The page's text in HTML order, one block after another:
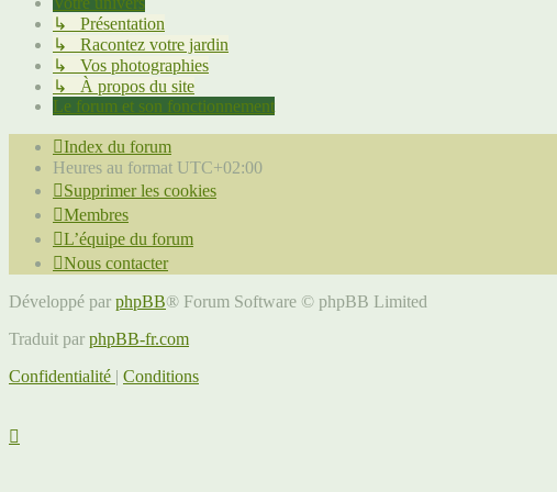
↳ Présentation
↳ Racontez votre jardin
↳ Vos photographies
↳ À propos du site
Le forum et son fonctionnement
Index du forum
Heures au format UTC+02:00
Supprimer les cookies
Membres
L’équipe du forum
Nous contacter
Développé par phpBB® Forum Software © phpBB Limited
Traduit par phpBB-fr.com
Confidentialité | Conditions